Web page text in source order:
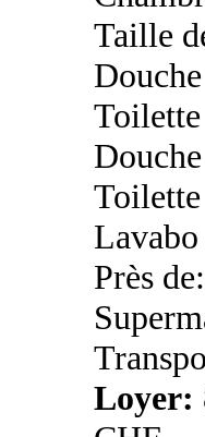
Taille
Près
Loyer: